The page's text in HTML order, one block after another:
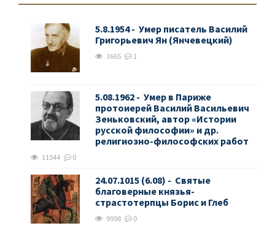
5.8.1954 - Умер писатель Василий
Григорьевич Ян (Янчевецкий)
3665 1
5.08.1962 - Умер в Париже
протоиерей Василий Васильевич
Зеньковский, автор «Истории
русской философии» и др.
религиозно-философских работ
11044 0
24.07.1015 (6.08) - Святые
благоверные князья-
страстотерпцы Борис и Глеб
9998 0